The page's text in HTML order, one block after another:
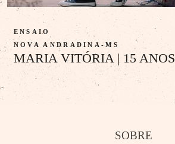
MARIA VITÓRIA | 15 ANOS
ENSAIO
NOVA ANDRADINA-MS
SOBRE